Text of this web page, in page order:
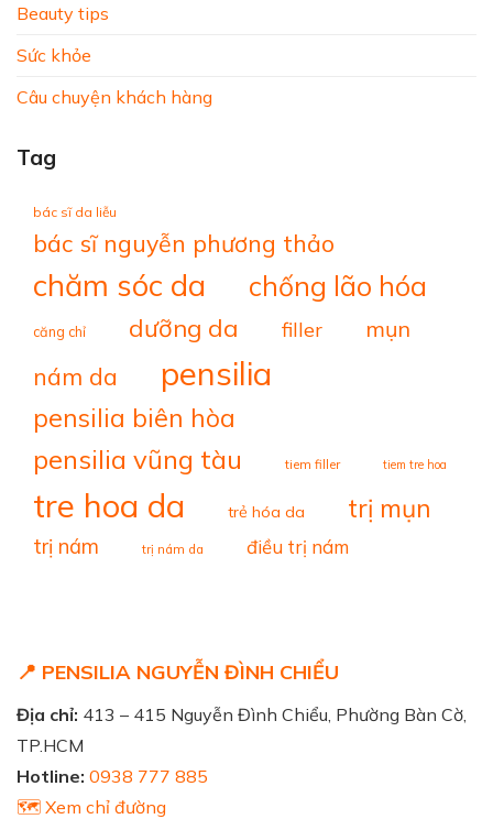
Beauty tips
Sức khỏe
Câu chuyện khách hàng
Tag
bác sĩ da liễu
bác sĩ nguyễn phương thảo
chăm sóc da chống lão hóa
căng chỉ dưỡng da filler mụn
nám da pensilia
pensilia biên hòa
pensilia vũng tàu tiem filler tiem tre hoa
tre hoa da trẻ hóa da trị mụn
trị nám trị nám da điều trị nám
📍 PENSILIA NGUYỄN ĐÌNH CHIỂU
Địa chỉ: 413 – 415 Nguyễn Đình Chiểu, Phường Bàn Cờ,
TP.HCM
Hotline: 0938 777 885
🗺️ Xem chỉ đường